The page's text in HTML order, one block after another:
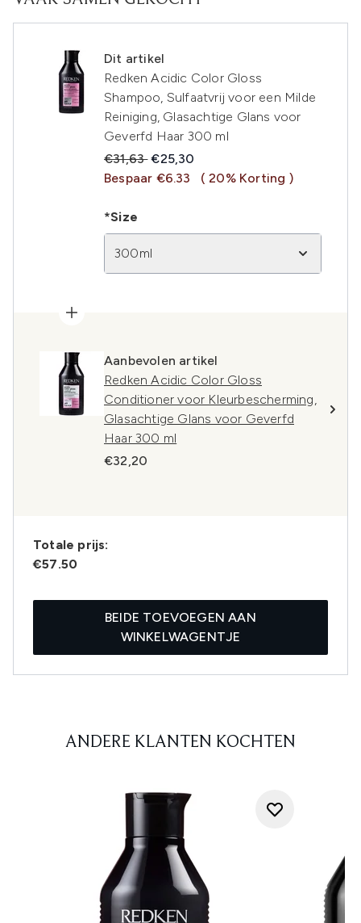
Dit artikel
Redken Acidic Color Gloss
Shampoo, Sulfaatvrij voor een Milde
Reiniging, Glasachtige Glans voor
Geverfd Haar 300 ml
Recommended Retail Price:
€31,63Huidige prijs:
€25,30
Bespaar €6.33
( 20% Korting )
*Size
300ml
Aanbevolen artikel
Redken Acidic Color Gloss
Conditioner voor Kleurbescherming,
Glasachtige Glans voor Geverfd
Haar 300 ml
€32,20
Totale prijs:
€57.50
BEIDE TOEVOEGEN AAN
WINKELWAGENTJE
ANDERE KLANTEN KOCHTEN